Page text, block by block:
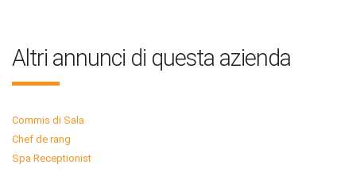
Altri annunci di questa azienda
Commis di Sala
Chef de rang
Spa Receptionist